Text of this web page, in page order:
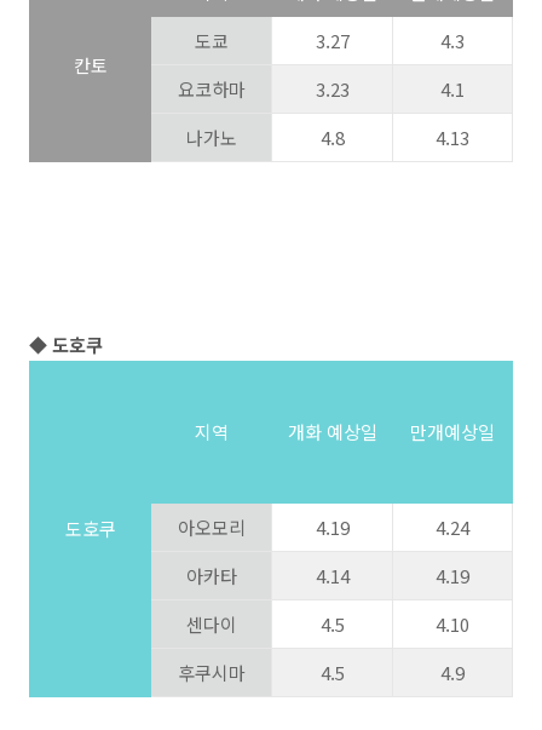
칸토
도쿄
3.27
4.3
요코하마
3.23
4.1
나가노
4.8 4.13
◆ 도호쿠
도호쿠
지역 개화 예상일 만개예상일
아오모리 4.19
4.24
아카타
4.14
4.19
센다이
4.5
4.10
후쿠시마
4.5 4.9